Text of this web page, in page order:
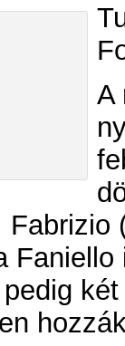
A
Fabrizio